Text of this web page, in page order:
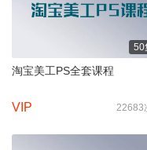
50
淘宝美工PS全套课程
VIP 22683